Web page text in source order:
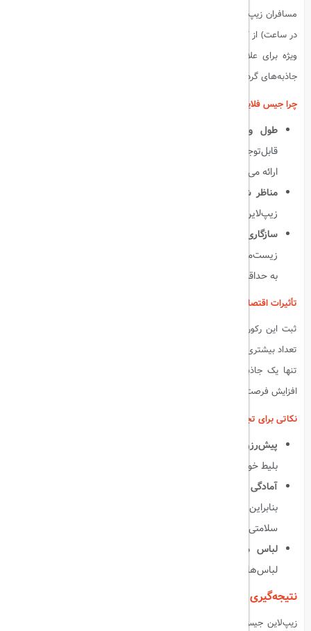
در ساعت) از کوه جیس به سمت پایین پرواز می‌کنند. این تجربه آدرنالین‌زا، به
ویژه برای علاقه‌مندان به ماجراجویی و عاشقان هیجان، یکی از بزرگ‌ترین
جاذبه‌های گردشگری در رأس‌الخیمه به شمار می‌رود.
چرا جیس فلایت یک جاذبه منحصربه‌فرد است؟
طول و ارتفاع بی‌نظیر
قابل‌توجهش، بلکه به خاطر ارتفاع زیاد آن، یک تجربه منحصربه‌فرد را
ارائه می‌دهد.
مناظر شگفت‌انگیز
زیپ‌لاین را به یک تجربه بصری شگفت‌انگیز تبدیل کرده‌اند.
سازگاری با محیط زیست
زیست‌محیطی طراحی شده و تأثیرات منفی بر محیط زیست اطراف را
به حداقل رسانده است.
تأثیرات اقتصادی و گردشگری
ثبت این رکورد جهانی باعث افزایش توجه بین‌المللی به رأس‌الخیمه و جذب
تعداد بیشتری از گردشگران به این منطقه شده است. زیپ‌لاین جیس فلایت نه
تنها یک جاذبه گردشگری منحصر به فرد است، بلکه به رونق اقتصادی و
افزایش فرصت‌های شغلی در منطقه نیز کمک کرده است.
نکاتی برای تجربه زیپ‌لاین جیس فلایت
پیش‌رزرو
بلیط خود را از قبل رزرو کنید.
آمادگی جسمانی
بنابراین پیش از رفتن به زیپ‌لاین، مطمئن شوید که در وضعیت
سلامتی خوبی هستید.
لباس مناسب
لباس‌های راحت و مقاوم در برابر باد توصیه می‌شود.
نتیجه‌گیری
زیپ‌لاین جیس فلایت در رأس‌الخیمه با شکستن رکورد گینس، نام خود را در